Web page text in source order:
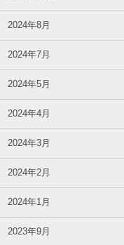
2024年8月
2024年7月
2024年5月
2024年4月
2024年3月
2024年2月
2024年1月
2023年9月